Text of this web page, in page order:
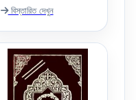
বিস্তারিত দেখুন